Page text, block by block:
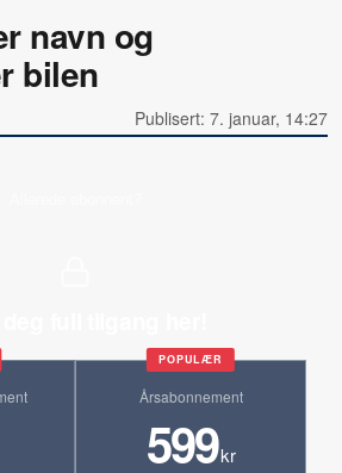
navn og
bilen
Publisert: 7. januar, 14:27
POPULÆR
Årsabonnement
599kr